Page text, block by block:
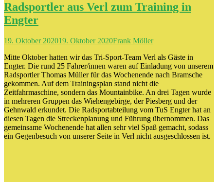
Radsportler aus Verl zum Training in
Engter
19. Oktober 202019. Oktober 2020Frank Möller
Mitte Oktober hatten wir das Tri-Sport-Team Verl als Gäste in
Engter. Die rund 25 Fahrer/innen waren auf Einladung von unserem
Radsportler Thomas Müller für das Wochenende nach Bramsche
gekommen. Auf dem Trainingsplan stand nicht die
Zeitfahrmaschine, sondern das Mountainbike. An drei Tagen wurde
in mehreren Gruppen das Wiehengebirge, der Piesberg und der
Gehnwald erkundet. Die Radsportabteilung vom TuS Engter hat an
diesen Tagen die Streckenplanung und Führung übernommen. Das
gemeinsame Wochenende hat allen sehr viel Spaß gemacht, sodass
ein Gegenbesuch von unserer Seite in Verl nicht ausgeschlossen ist.